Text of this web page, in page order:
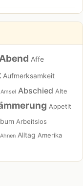
Affe
Aufmerksamkeit
Amsel Abschied Alte
Appetit
Arbeitslos
Ahnen Alltag Amerika